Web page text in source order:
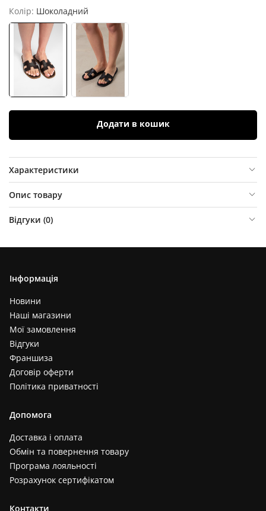
Колір: Шоколадний
Додати в кошик
Характеристики
Опис товару
Відгуки (0)
Інформація
Новини
Наші магазини
Мої замовлення
Відгуки
Франшиза
Договір оферти
Політика приватності
Допомога
Доставка і оплата
Обмін та повернення товару
Програма лояльності
Розрахунок сертифікатом
Контакти